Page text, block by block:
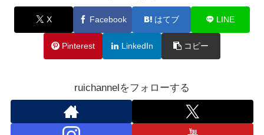
X Facebook はてブ LINE
Pinterest LinkedIn コピー
ruichannelをフォローする